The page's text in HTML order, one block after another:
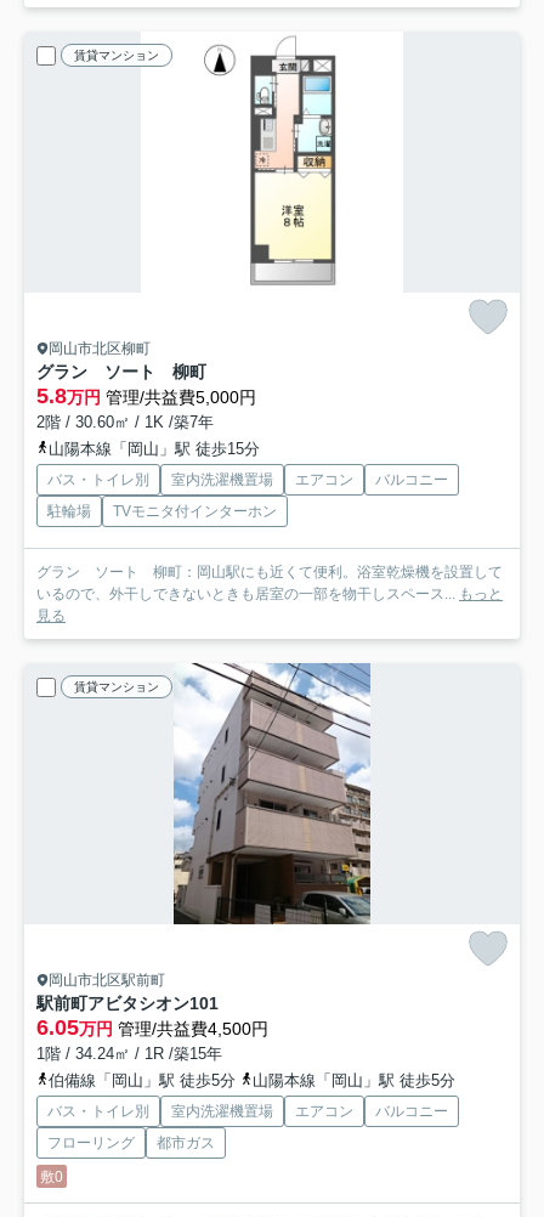
賃貸マンション
岡山市北区柳町
グラン ソート 柳町
5.8万円 管理/共益費5,000円
2階 / 30.60㎡ / 1K /築7年
山陽本線「岡山」駅 徒歩15分
バス・トイレ別 室内洗濯機置場 エアコン
バルコニー
駐輪場
TVモニタ付インターホン
グラン ソート 柳町：岡山駅にも近くて便利。浴室乾燥機を設置して
いるので、外干しできないときも居室の一部を物干しスペース... もっと
見る
賃貸マンション
岡山市北区駅前町
駅前町アビタシオン101
6.05万円 管理/共益費4,500円
1階 / 34.24㎡ / 1R /築15年
伯備線「岡山」駅 徒歩5分
山陽本線「岡山」駅 徒歩5分
バス・トイレ別 室内洗濯機置場 エアコン
バルコニー
フローリング
都市ガス
敷0